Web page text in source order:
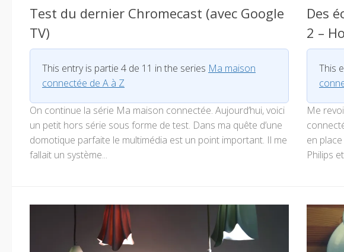
Test du dernier Chromecast (avec Google
TV)
This entry is partie 4 de 11 in the series Ma maison
connectée de A à Z
On continue la série Ma maison connectée. Aujourd’hui, voici
un petit hors série sous forme de test. Dans ma quête d’une
domotique parfaite le multimédia est un point important. Il me
fallait un système...
Des
2 –
This
Me
en
Philips